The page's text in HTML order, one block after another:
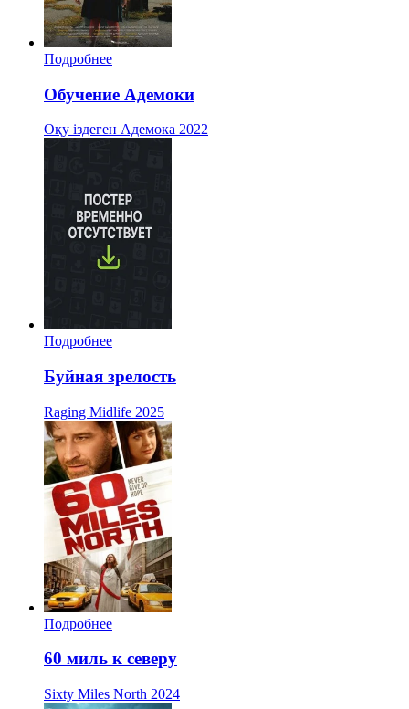
Подробнее
Обучение Адемоки
Оқу іздеген Адемока 2022
Подробнее
Буйная зрелость
Raging Midlife 2025
Подробнее
60 миль к северу
Sixty Miles North 2024